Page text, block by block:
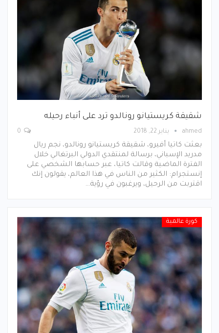
شقيقة كريستيانو رونالدو ترد على أنباء رحيله
ahmed يناير 22, 2018
بعثت كاتيا أفيرو، شقيقة كريستيانو رونالدو، نجم ريال
مدريد الإسباني، برسالة لمنتقدي الدولي البرتغالي خلال
الفترة الماضية وقالت كاتيا، عبر حسابها الشخصي على
إنستجرام: الكثير من الناس في هذا العالم، يقولون إنك
اقتربت من الرحيل، ويرغبون في رؤية…
كورة عالمية